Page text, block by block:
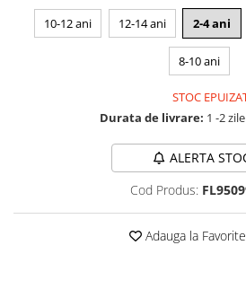
10-12 ani 12-14 ani 2-4 ani
8-10 ani
STOC
Durata de livrare: 1 -2
ALERTA
Cod Produs:
Adauga la Favorite